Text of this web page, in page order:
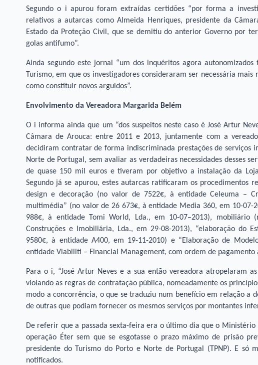
Segundo o i apurou foram extraídas certidões “por forma a
relativos a autarcas como Almeida Henriques, presidente da
Estado da Proteção Civil, que se demitiu do anterior Governo por
golas antifumo”.
Ainda segundo este jornal “um dos inquéritos agora
Turismo, em que os investigadores consideraram ser necessária
como constituir novos arguidos”.
Envolvimento da Vereadora Margarida Belém
O i informa ainda que um “dos suspeitos neste caso é José Artur
Câmara de Arouca: entre 2011 e 2013, juntamente com a
decidiram contratar de forma indiscriminada prestações de serviços
Norte de Portugal, sem avaliar as verdadeiras necessidades desses
de quase 150 mil euros e tiveram por objetivo a instalação da
Segundo já se apurou, estes autarcas ratificaram os procedimentos
design e decoração (no valor de 7522€, à entidade Celeuma –
multimédia” (no valor de 26 673€, à entidade Media 360, em 10-07-
988€, à entidade Tomi World, Lda., em 10-07–2013), mobiliário
Construções e Imobiliária, Lda., em 29-08-2013), “elaboração do
9580€, à entidade A400, em 19-11-2010) e “Elaboração de
entidade Viabiliti – Financial Management, com ordem de pagamento
Para o i, “José Artur Neves e a sua então vereadora atropelaram
violando as regras de contratação pública, nomeadamente os
modo a concorrência, o que se traduziu num benefício em relação a
de outras que podiam fornecer os mesmos serviços por montantes
De referir que a passada sexta-feira era o último dia que o
operação Éter sem que se esgotasse o prazo máximo de prisão
presidente do Turismo do Porto e Norte de Portugal (TPNP). E só
notificados.